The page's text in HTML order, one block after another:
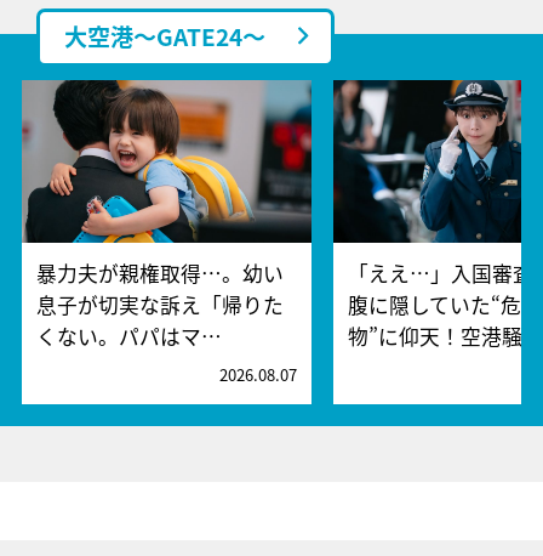
大空港～GATE24～
暴力夫が親権取得…。幼い
息子が切実な訴え「帰りた
くない。パパはマ…
2026.08.07
「ええ…」入国審査
腹に隠していた“危
物”に仰天！空港騒